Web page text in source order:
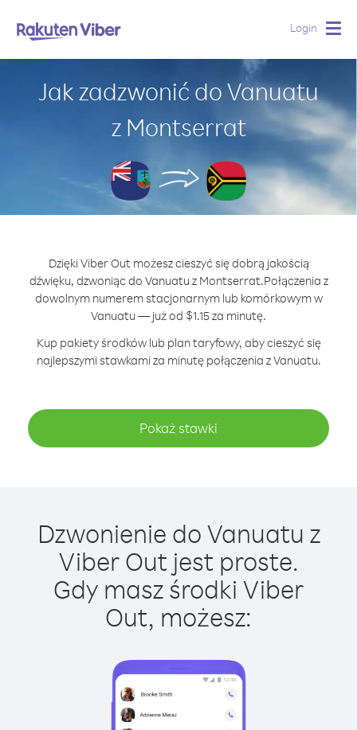
Login
Jak zadzwonić do Vanuatu
z Montserrat
Dzięki Viber Out możesz cieszyć się dobrą jakością
dźwięku, dzwoniąc do Vanuatu z Montserrat.Połączenia z
dowolnym numerem stacjonarnym lub komórkowym w
Vanuatu — już od $1.15 za minutę.
Kup pakiety środków lub plan taryfowy, aby cieszyć się
najlepszymi stawkami za minutę połączenia z Vanuatu.
Pokaż stawki
Dzwonienie do Vanuatu z
Viber Out jest proste.
Gdy masz środki Viber
Out, możesz: